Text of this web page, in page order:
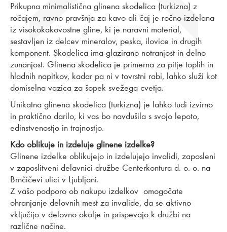
Prikupna minimalistična glinena skodelica (turkizna) z
ročajem, ravno pravšnja za kavo ali čaj je ročno izdelana
iz visokokakovostne gline, ki je naravni material,
sestavljen iz delcev mineralov, peska, ilovice in drugih
komponent. Skodelica ima glazirano notranjost in delno
zunanjost. Glinena skodelica je primerna za pitje toplih in
hladnih napitkov, kadar pa ni v tovrstni rabi, lahko služi kot
domiselna vazica za šopek svežega cvetja.
Unikatna glinena skodelica (turkizna) je lahko tudi izvirno
in praktično darilo, ki vas bo navdušila s svojo lepoto,
edinstvenostjo in trajnostjo.
Kdo oblikuje in izdeluje glinene izdelke?
Glinene izdelke oblikujejo in izdelujejo invalidi, zaposleni
v zaposlitveni delavnici družbe Centerkontura d. o. o. na
Brnčičevi ulici v Ljubljani.
Z vašo podporo ob nakupu izdelkov omogočate
ohranjanje delovnih mest za invalide, da se aktivno
vključijo v delovno okolje in prispevajo k družbi na
različne načine.